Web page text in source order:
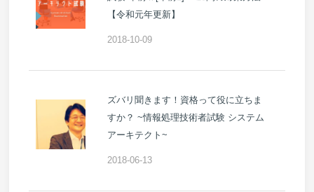
【令和元年更新】
2018-10-09
ズバリ聞きます！資格って役に立ちま
すか？ ~情報処理技術者試験 システム
アーキテクト~
2018-06-13